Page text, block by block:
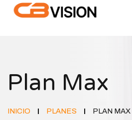
Plan Max
INICIO PLANES PLAN MAX